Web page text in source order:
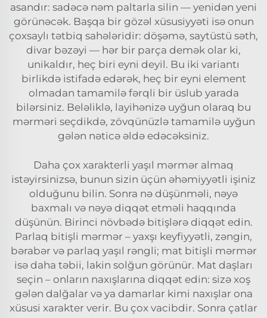
asandır: sadəcə nəm paltarla silin — yenidən yeni
görünəcək. Başqa bir gözəl xüsusiyyəti isə onun
çoxsaylı tətbiq sahələridir: döşəmə, saytüstü səth,
divar bəzəyi — hər bir parça demək olar ki,
unikaldır, heç biri eyni deyil. Bu iki variantı
birlikdə istifadə edərək, heç bir eyni element
olmadan tamamilə fərqli bir üslub yarada
bilərsiniz. Beləliklə, layihənizə uyğun olaraq bu
mərməri seçdikdə, zövqünüzlə tamamilə uyğun
gələn nəticə əldə edəcəksiniz.
Daha çox xarakterli yaşıl mərmər almaq
istəyirsinizsə, bunun sizin üçün əhəmiyyətli işiniz
olduğunu bilin. Sonra nə düşünməli, nəyə
baxmalı və nəyə diqqət etməli haqqında
düşünün. Birinci növbədə bitişlərə diqqət edin.
Parlaq bitişli mərmər – yaxşı keyfiyyətli, zəngin,
bərabər və parlaq yaşıl rəngli; mat bitişli mərmər
isə daha təbii, lakin solğun görünür. Mat daşları
seçin – onların naxışlarına diqqət edin: sizə xoş
gələn dalğalar və ya damarlar kimi naxışlar ona
xüsusi xarakter verir. Bu çox vacibdir. Sonra çatlar